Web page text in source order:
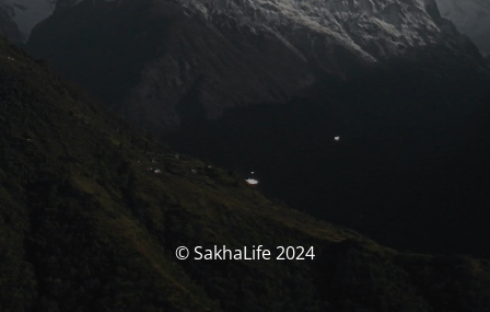
© SakhaLife 2024